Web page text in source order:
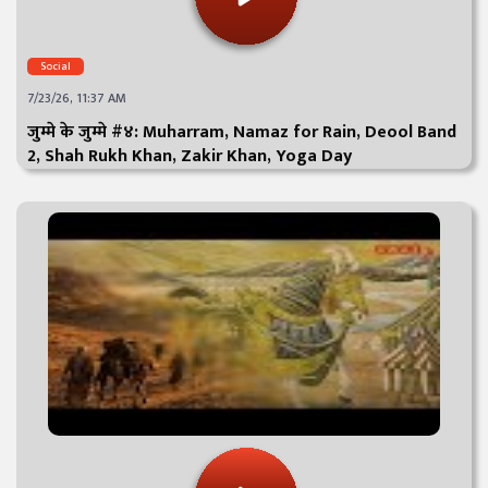
Social
7/23/26, 11:37 AM
जुम्मे के जुम्मे #४: Muharram, Namaz for Rain, Deool Band
2, Shah Rukh Khan, Zakir Khan, Yoga Day